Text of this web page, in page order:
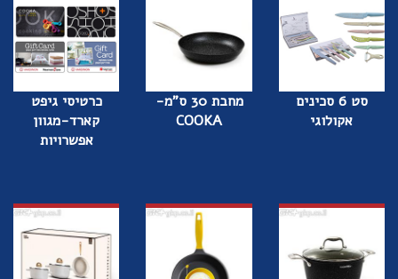
סט 6 סכינים
אקולוגי
מחבת 30 ס"מ-
COOKA
כרטיסי גיפט
קארד-מגוון
אפשרויות